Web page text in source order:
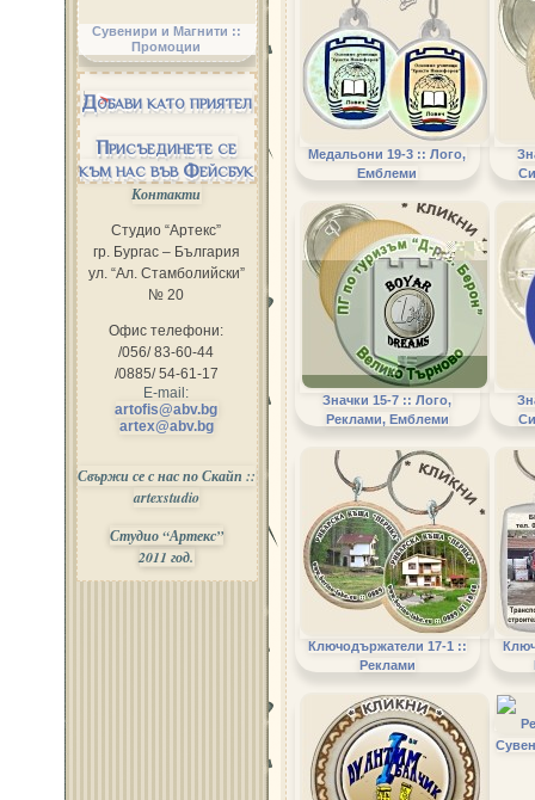
Медальони 19-3 :: Лого,
Емблеми
Значки 15-7 :: Лого,
Реклами, Емблеми
Ключодържатели 17-1 ::
Реклами
Сувенири и Магнити ::
Промоции
Добави като приятел
Присъединете се
към нас във Фейсбук
Контакти
Студио “Артекс”
гр. Бургас – България
ул. “Ал. Стамболийски”
№ 20
Офис телефони:
/056/ 83-60-44
/0885/ 54-61-17
E-mail:
artofis@abv.bg
artex@abv.bg
Свържи се с нас по Скайп ::
artexstudio
Студио “Артекс”
2011 год.